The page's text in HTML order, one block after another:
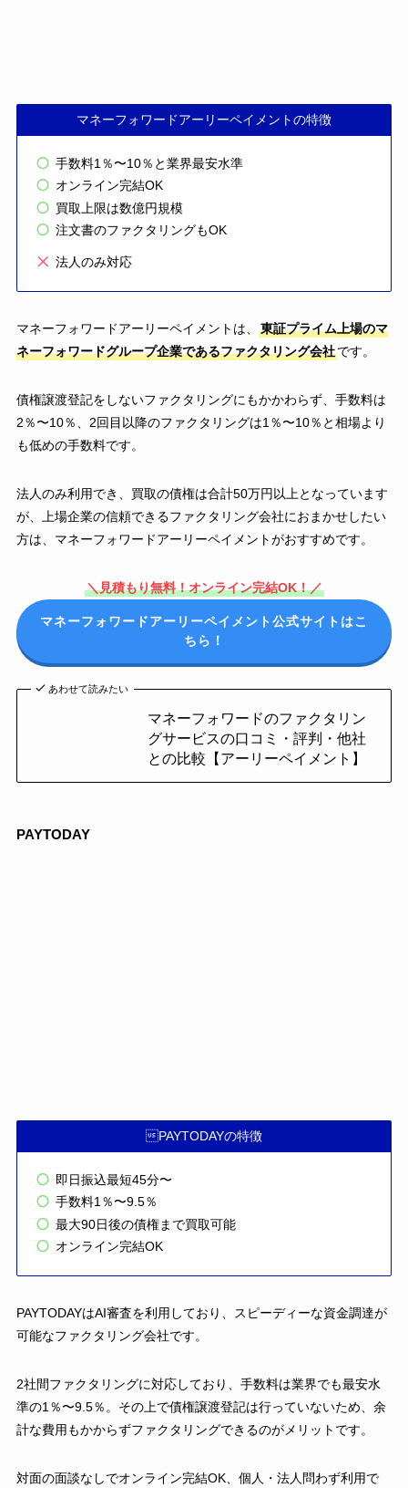
マネーフォワードアーリーペイメントの特徴
手数料1％〜10％と業界最安水準
オンライン完結OK
買取上限は数億円規模
注文書のファクタリングもOK
法人のみ対応
マネーフォワードアーリーペイメントは、
東証プライム上場のマ
ネーフォワードグループ企業であるファクタリング会社です。
債権譲渡登記をしないファクタリングにもかかわらず、手数料は
2％〜10％、2回目以降のファクタリングは1％〜10％と相場より
も低めの手数料です。
法人のみ利用でき、買取の債権は合計50万円以上となっています
が、上場企業の信頼できるファクタリング会社におまかせしたい
方は、マネーフォワードアーリーペイメントがおすすめです。
＼見積もり無料！オンライン完結OK！／
マネーフォワードアーリーペイメント公式サイトはこ
ちら！
あわせて読みたい
マネーフォワードのファクタリン
グサービスの口コミ・評判・他社
との比較【アーリーペイメント】
PAYTODAY
PAYTODAYの特徴
即日振込最短45分〜
手数料1％〜9.5％
最大90日後の債権まで買取可能
オンライン完結OK
PAYTODAYはAI審査を利用しており、スピーディーな資金調達が
可能なファクタリング会社です。
2社間ファクタリングに対応しており、手数料は業界でも最安水
準の1％〜9.5％。その上で債権譲渡登記は行っていないため、余
計な費用もかからずファクタリングできるのがメリットです。
対面の面談なしでオンライン完結OK、個人・法人問わず利用で